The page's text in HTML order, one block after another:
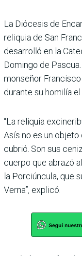
La Diócesis de
reliquia de San
desarrolló en la
Domingo de
monseñor
durante su homilía
“La reliquia
Asís no es un objeto
cubrió. Son sus
cuerpo que abrazó
la Porciúncula, que
Verna”, explicó.